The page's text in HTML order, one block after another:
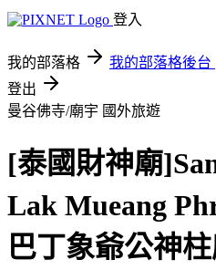
登入
我的部落格 我的部落格後台
登出
曼谷佛寺/廟宇 國外旅遊
[泰國財神廟
Lak Mueang
巴丁象爺公神